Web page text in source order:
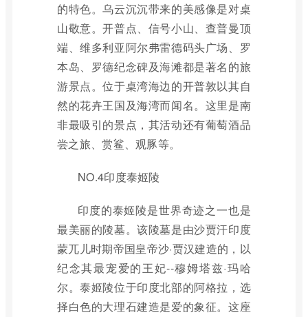
的特色。乌云沉沉带来的美感像是对桌
山敬意。开普点、信号小山、查普曼顶
端、维多利亚阿尔弗雷德码头广场、罗
本岛、罗德纪念碑及海滩都是著名的旅
游景点。位于桌湾海边的开普敦以其自
然的花卉王国及海湾而闻名。这里是南
非最吸引的景点，其活动还有葡萄酒品
尝之旅、赏鲨、观豚等。
NO.4印度泰姬陵
印度的泰姬陵是世界奇迹之一也是
最美丽的陵墓。该陵墓是由沙贾汗印度
蒙兀儿时期帝国皇帝沙·贾汉建造的，以
纪念其最宠爱的王妃--穆姆塔兹·玛哈
尔。泰姬陵位于印度北部的阿格拉，选
择白色的大理石建造是爱的象征。这座